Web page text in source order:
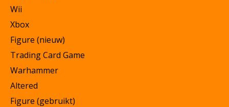
Wii
Xbox
Figure (nieuw)
Trading Card Game
Warhammer
Altered
Figure (gebruikt)